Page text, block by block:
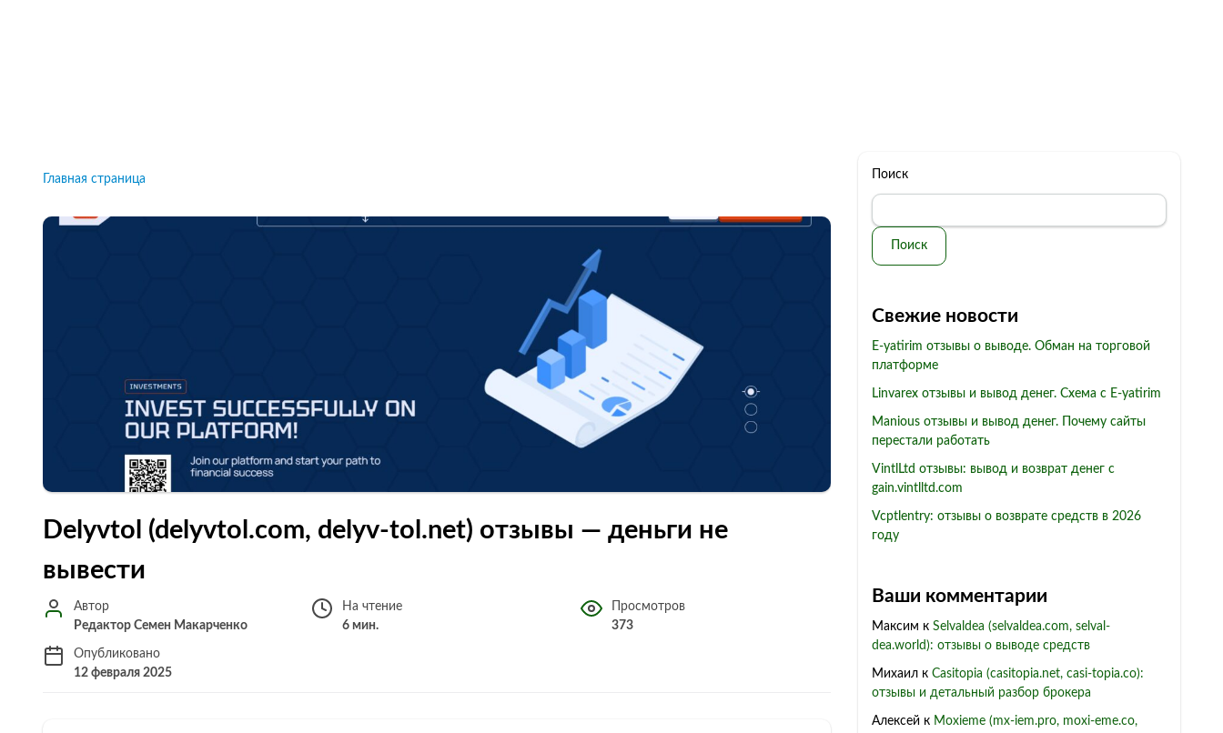
Главная страница
Delyvtol (delyvtol.com, delyv-tol.net) отзывы — деньги не
вывести
Автор
Редактор Семен Макарченко
На чтение
6 мин.
Просмотров
373
Опубликовано
12 февраля 2025
Поиск
Поиск
Свежие новости
E-yatirim отзывы о выводе. Обман на торговой
платформе
Linvarex отзывы и вывод денег. Схема с E-yatirim
Manious отзывы и вывод денег. Почему сайты
перестали работать
VintlLtd отзывы: вывод и возврат денег с
gain.vintlltd.com
Vcptlentry: отзывы о возврате средств в 2026
году
Ваши комментарии
Максим к Selvaldea (selvaldea.com, selval-
dea.world): отзывы о выводе средств
Михаил к Casitopia (casitopia.net, casi-topia.co):
отзывы и детальный разбор брокера
Алексей к Moxieme (mx-iem.pro, moxi-eme.co,